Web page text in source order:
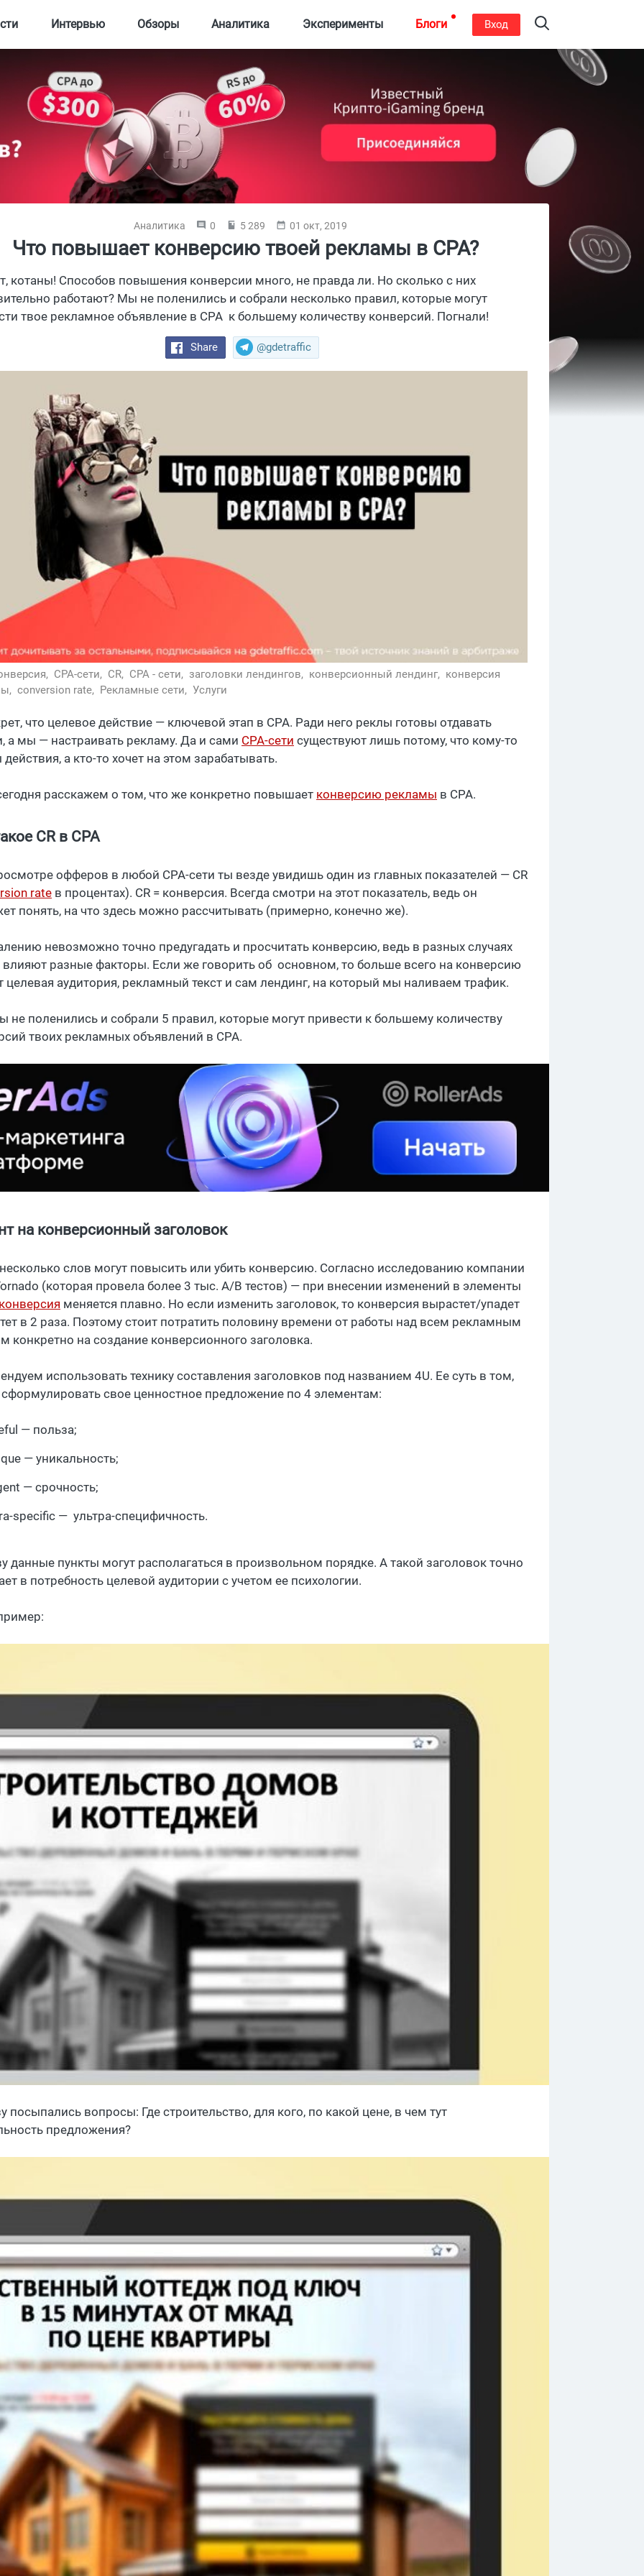
Интервью Обзоры Аналитика Эксперименты Блоги Вход
Аналитика 0 5 289 01 окт, 2019
Что повышает конверсию твоей рекламы в CPA?
котаны! Способов повышения конверсии много, не правда ли. Но сколько с них
работают? Мы не поленились и собрали несколько правил, которые могут
твое рекламное объявление в CPA к большему количеству конверсий. Погнали!
Share @gdetraffic
CPA-сети, CR, CPA - сети, заголовки лендингов, конверсионный лендинг, конверсия
conversion rate, Рекламные сети, Услуги
что целевое действие — ключевой этап в CPA. Ради него реклы готовы отдавать
а мы — настраивать рекламу. Да и сами CPA-сети существуют лишь потому, что кому-то
а кто-то хочет на этом зарабатывать.
расскажем о том, что же конкретно повышает конверсию рекламы в CPA.
CR в CPA
офферов в любой CPA-сети ты везде увидишь один из главных показателей — CR
rate в процентах). CR = конверсия. Всегда смотри на этот показатель, ведь он
понять, на что здесь можно рассчитывать (примерно, конечно же).
невозможно точно предугадать и просчитать конверсию, ведь в разных случаях
влияют разные факторы. Если же говорить об основном, то больше всего на конверсию
целевая аудитория, рекламный текст и сам лендинг, на который мы наливаем трафик.
не поленились и собрали 5 правил, которые могут привести к большему количеству
твоих рекламных объявлений в CPA.
на конверсионный заголовок
слов могут повысить или убить конверсию. Согласно исследованию компании
(которая провела более 3 тыс. A/B тестов) — при внесении изменений в элементы
меняется плавно. Но если изменить заголовок, то конверсия вырастет/упадет
в 2 раза. Поэтому стоит потратить половину времени от работы над всем рекламным
конкретно на создание конверсионного заголовка.
использовать технику составления заголовков под названием 4U. Ее суть в том,
свое ценностное предложение по 4 элементам:
— польза;
— уникальность;
— срочность;
specific — ультра-специфичность.
данные пункты могут располагаться в произвольном порядке. А такой заголовок точно
в потребность целевой аудитории с учетом ее психологии.
посыпались вопросы: Где строительство, для кого, по какой цене, в чем тут
предложения?